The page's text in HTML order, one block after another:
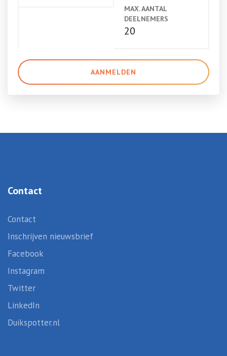
MAX. AANTAL
DEELNEMERS
20
AANMELDEN
Contact
Contact
Inschrijven nieuwsbrief
Facebook
Instagram
Twitter
LinkedIn
Duikspotter.nl